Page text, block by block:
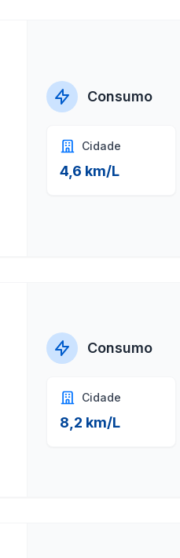
Consumo
Cidade
4,6 km/L
Consumo
Cidade
8,2 km/L